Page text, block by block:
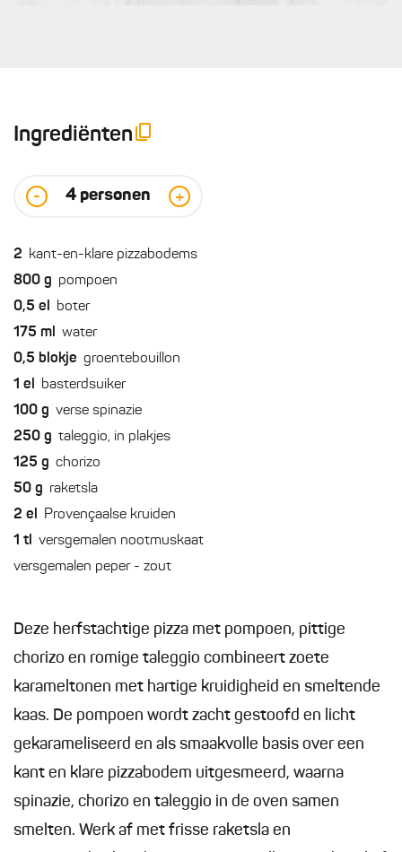
Ingrediënten
- 4 personen +
2 kant-en-klare pizzabodems
800 g pompoen
0,5 el boter
175 ml water
0,5 blokje groentebouillon
1 el basterdsuiker
100 g verse spinazie
250 g taleggio, in plakjes
125 g chorizo
50 g raketsla
2 el Provençaalse kruiden
1 tl versgemalen nootmuskaat
versgemalen peper - zout
Deze herfstachtige pizza met pompoen, pittige
chorizo en romige taleggio combineert zoete
karameltonen met hartige kruidigheid en smeltende
kaas. De pompoen wordt zacht gestoofd en licht
gekarameliseerd en als smaakvolle basis over een
kant en klare pizzabodem uitgesmeerd, waarna
spinazie, chorizo en taleggio in de oven samen
smelten. Werk af met frisse raketsla en